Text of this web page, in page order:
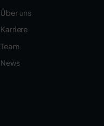
Über uns
Karriere
Team
News